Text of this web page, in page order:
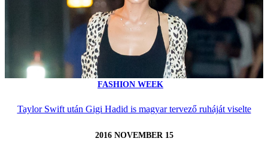
FASHION WEEK
Taylor Swift után Gigi Hadid is magyar tervező ruháját viselte
2016 NOVEMBER 15